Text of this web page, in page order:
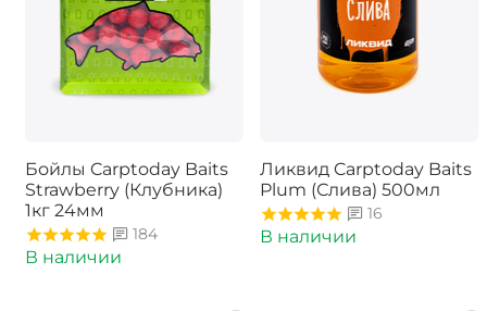
Бойлы Carptoday Baits
Strawberry (Клубника)
1кг 24мм
184
В наличии
Ликвид Carptoday Baits
Plum (Слива) 500мл
16
В наличии